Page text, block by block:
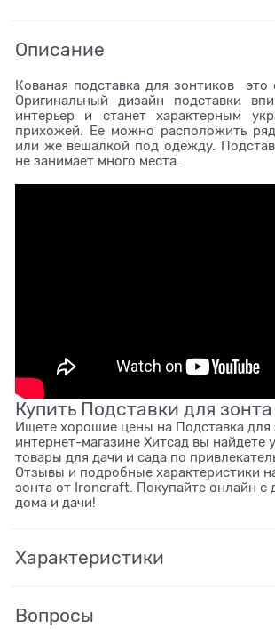
Описание
Кованая подставка для зонтиков это
Оригинальный дизайн подставки
интерьер и станет характерным
прихожей. Ее можно расположить
или же вешалкой под одежду.
не занимает много места.
Купить Подставки для
Ищете хорошие цены на Подставка для
интернет-магазине Хитсад вы найдете
товары для дачи и сада по
Отзывы и подробные характеристики
зонта от Ironcraft. Покупайте онлайн с
дома и дачи!
Характеристики
Вопросы